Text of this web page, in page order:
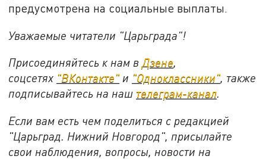
предусмотрена на социальные выплаты.
Уважаемые читатели "Царьграда"!
Присоединяйтесь к нам вДзене,
соцсетях "ВКонтакте" и "Одноклассники", также
подписывайтесь на наш телеграм-канал.
Если вам есть чем поделиться с редакцией
"Царьград. Нижний Новгород", присылайте
свои наблюдения, вопросы, новости на